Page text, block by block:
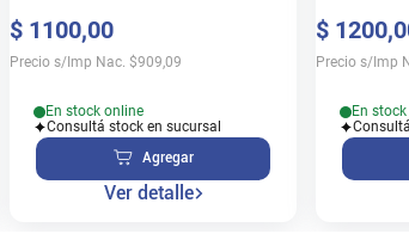
$ 1100,00
Precio s/Imp Nac. $909,09
En stock online
Consultá stock en sucursal
Agregar
Ver detalle
$ 1200,
Precio s/Imp
En